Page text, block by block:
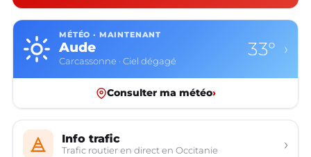
MÉTÉO · MAINTENANT
Aude
Carcassonne · Ciel dégagé
33° ›
Consulter ma météo›
Info trafic
Trafic routier en direct en Occitanie ›